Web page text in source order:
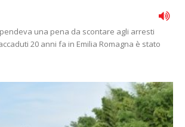
una pena da scontare agli arresti
20 anni fa in Emilia Romagna è stato